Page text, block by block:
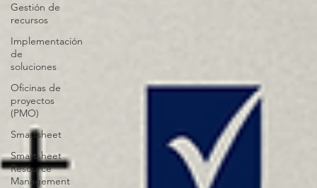
Gestión de
recursos
Implementación
de
soluciones
Oficinas de
proyectos
(PMO)
Smartsheet
Smartsheet
Resource
Management